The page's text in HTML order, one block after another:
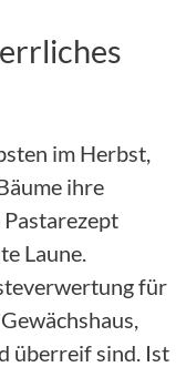
im Herbst,
ihre
Laune.
für
überreif sind. Ist